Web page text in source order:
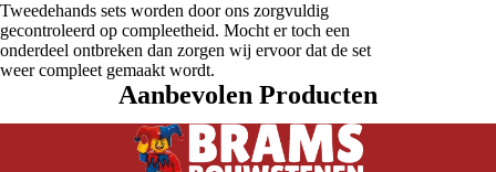
Tweedehands sets worden door ons zorgvuldig
gecontroleerd op compleetheid. Mocht er toch een
onderdeel ontbreken dan zorgen wij ervoor dat de set
weer compleet gemaakt wordt.
Aanbevolen Producten